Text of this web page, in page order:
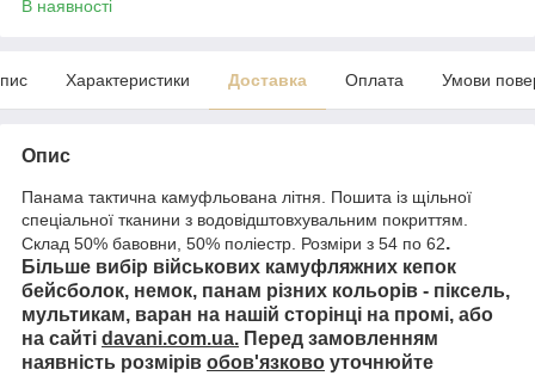
В наявності
Характеристики Доставка Оплата Умови
Опис
Панама тактична камуфльована літня. Пошита із щільної
спеціальної тканини з водовідштовхувальним покриттям.
Склад 50% бавовни, 50% поліестр. Розміри з 54 по 62.
Більше вибір військових камуфляжних кепок
бейсболок, немок, панам різних кольорів - піксель,
мультикам, варан на нашій сторінці на промі, або
на сайті davani.com.ua. Перед замовленням
наявність розмірів обов'язково уточнюйте